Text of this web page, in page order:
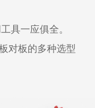
具一应俱全。
对板的多种选型